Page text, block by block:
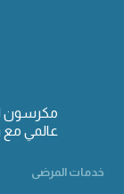
مكرسون
عالمي مع
خدمات المرضى